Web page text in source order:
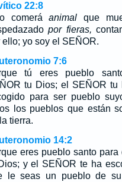
22:8
comeráanimal que
por fieras,
ello; yo soy el SEÑOR.
7:6
tú eres pueblo
tu Dios; el SEÑOR tu
para ser pueblo
los pueblos que están
tierra.
14:2
eres pueblo santo para
y el SEÑOR te ha
le seas un pueblo de su